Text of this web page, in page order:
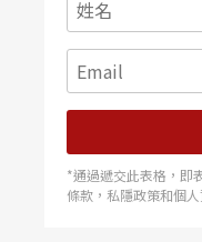
*通過遞交此表格，即
條款，私隱政策和個